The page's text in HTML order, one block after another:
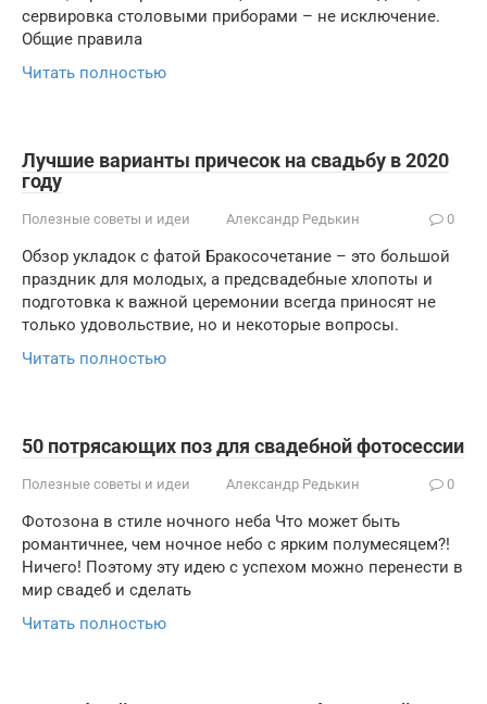
сервировка столовыми приборами – не исключение.
Общие правила
Читать полностью
Лучшие варианты причесок на свадьбу в 2020
году
Полезные советы и идеи Александр Редькин 0
Обзор укладок с фатой Бракосочетание – это большой
праздник для молодых, а предсвадебные хлопоты и
подготовка к важной церемонии всегда приносят не
только удовольствие, но и некоторые вопросы.
Читать полностью
50 потрясающих поз для свадебной фотосессии
Полезные советы и идеи Александр Редькин 0
Фотозона в стиле ночного неба Что может быть
романтичнее, чем ночное небо с ярким полумесяцем?!
Ничего! Поэтому эту идею с успехом можно перенести в
мир свадеб и сделать
Читать полностью